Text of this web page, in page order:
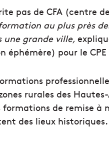
pas de CFA (centre
au plus près
une grande ville,
éphémère) pour le CPE
rurales des
de remise à
des lieux historiques.